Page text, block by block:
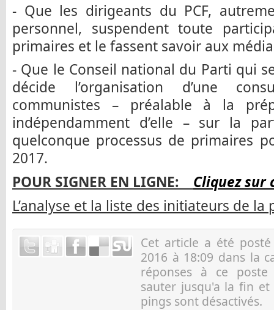
- Que les dirigeants du PCF,
personnel, suspendent toute
primaires et le fassent savoir aux
- Que le Conseil national du Parti qui
décide l’organisation d’une
communistes – préalable à la
indépendamment d’elle – sur la
quelconque processus de primaires
2017.
POUR SIGNER EN LIGNE:
Cliquez sur
L’analyse et la liste des initiateurs de
Cet article a été
2016 à 18:09 dans la
réponses à ce
sauter jusqu'a la fin et
pings sont désactivés.